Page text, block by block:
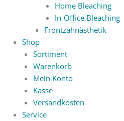
Home Bleaching
In-Office Bleaching
Frontzahnästhetik
Shop
Sortiment
Warenkorb
Mein Konto
Kasse
Versandkosten
Service